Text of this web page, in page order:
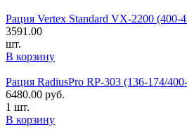
Рация Vertex Standard VX-2200
3591.00
шт.
В корзину
Рация RadiusPro RP-303 (136-174/
6480.00 руб.
1 шт.
В корзину